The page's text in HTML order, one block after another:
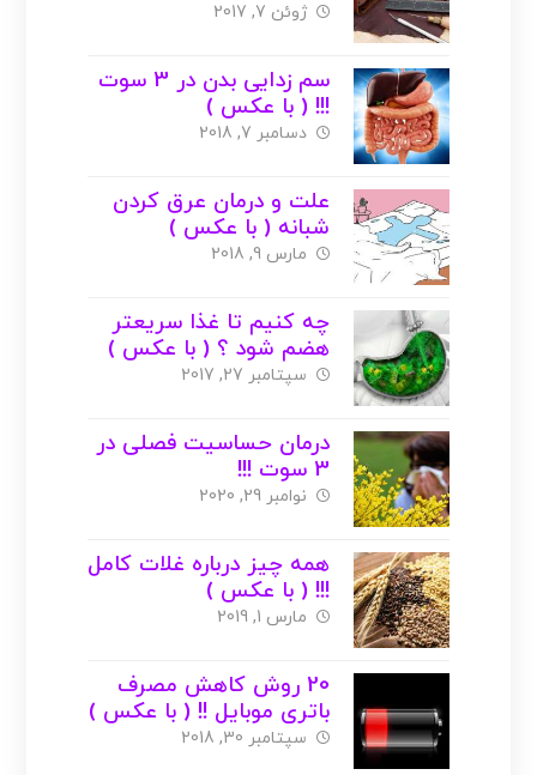
با عکس )
ژوئن 7, 2017
سم زدایی بدن در 3 سوت
!!! ( با عکس )
دسامبر 7, 2018
علت و درمان عرق کردن
شبانه ( با عکس )
مارس 9, 2018
چه کنیم تا غذا سریعتر
هضم شود ؟ ( با عکس )
سپتامبر 27, 2017
درمان حساسیت فصلی در
3 سوت !!!
نوامبر 29, 2020
همه چیز درباره غلات کامل
!!! ( با عکس )
مارس 1, 2019
20 روش کاهش مصرف
باتری موبایل !! ( با عکس )
سپتامبر 30, 2018